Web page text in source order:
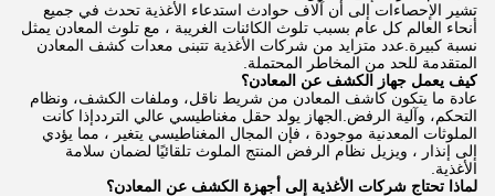
تشير الإحصاءات إلى أن آلاف حوادث استدعاء الأغذية تحدث في جميع
أنحاء العالم كل عام بسبب تلوث الكائنات الغريبة ، مع تلوث المعادن يمثل
نسبة كبيرة.عدد متزايد من شركات الأغذية تتبنى معدات كشف المعادن
المتقدمة للحد من المخاطر المحتملة.
كيف يعمل جهاز الكشف عن المعادن؟
عادة ما يتكون كاشف المعادن من شريط ناقل، وملفات الكشف، ونظام
التحكم، وآلية الرفض.الجهاز يولد حقل مغناطيسي عالي الترددإذا كانت
الملوثات المعدنية موجودة ، فإن المجال المغناطيسي يتغير ، مما يؤدي
إلى إنذار ، ويزيل نظام الرفض المنتج الملوث تلقائيًا لضمان سلامة
الأغذية.
لماذا تحتاج شركات الأغذية إلى أجهزة الكشف عن المعادن؟